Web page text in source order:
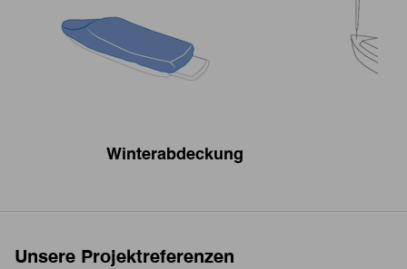
Winterabdeckung
Unsere Projektreferenzen